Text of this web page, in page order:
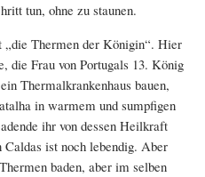
tun, ohne zu staunen.
„die Thermen der Königin“. Hier
die Frau von Portugals 13. König
Thermalkrankenhaus bauen,
in warmem und sumpfigen
ihr von dessen Heilkraft
ist noch lebendig. Aber
baden, aber im selben